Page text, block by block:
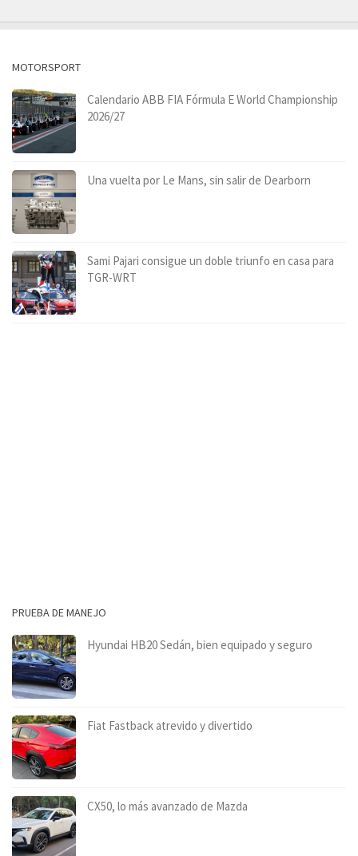
MOTORSPORT
Calendario ABB FIA Fórmula E World Championship
2026/27
Una vuelta por Le Mans, sin salir de Dearborn
Sami Pajari consigue un doble triunfo en casa para
TGR-WRT
PRUEBA DE MANEJO
Hyundai HB20 Sedán, bien equipado y seguro
Fiat Fastback atrevido y divertido
CX50, lo más avanzado de Mazda